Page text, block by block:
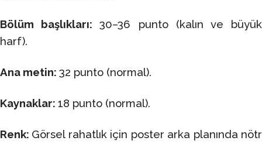
Bölüm başlıkları:
30–36 punto (kalın ve büyük
harf).
Ana metin: 32 punto (normal).
Kaynaklar: 18 punto (normal).
Renk: Görsel rahatlık için poster arka planında nötr